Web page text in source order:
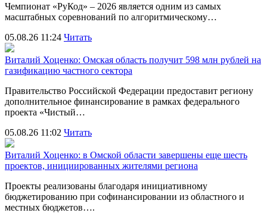
Чемпионат «РуКод» – 2026 является одним из самых
масштабных соревнований по алгоритмическому…
05.08.26 11:24 Читать
Виталий Хоценко: Омская область получит 598 млн рублей на
газификацию частного сектора
Правительство Российской Федерации предоставит региону
дополнительное финансирование в рамках федерального
проекта «Чистый…
05.08.26 11:02 Читать
Виталий Хоценко: в Омской области завершены еще шесть
проектов, инициированных жителями региона
Проекты реализованы благодаря инициативному
бюджетированию при софинансировании из областного и
местных бюджетов….